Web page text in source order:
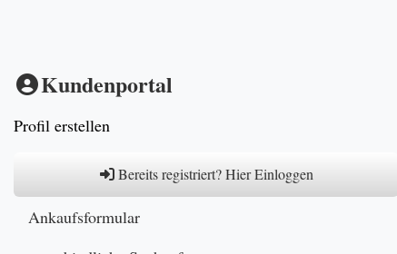
Kundenportal
Profil erstellen
Bereits registriert? Hier Einloggen
Ankaufsformular